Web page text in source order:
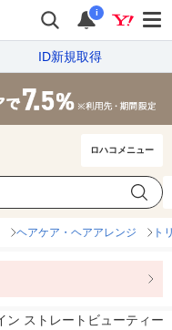
i
ID新規取得
ロハコメニュー
ヘアケア・ヘアアレンジ ト